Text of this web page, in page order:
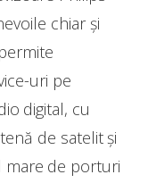
chiar și
uri pe
digital, cu
de satelit și
mare de porturi